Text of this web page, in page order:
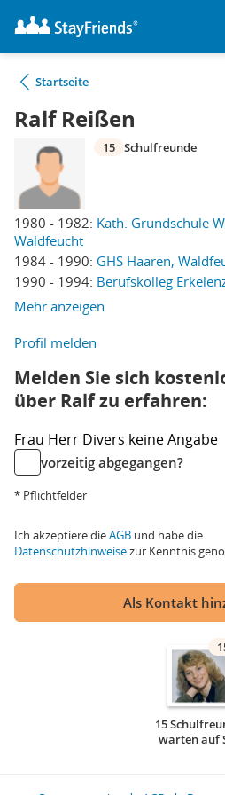
Startseite
Ralf Reißen
1980 - 1982: Kath. Grundschule
Waldfeucht
1984 - 1990: GHS Haaren,
1990 - 1994: Berufskolleg
Mehr anzeigen
15 Schulfreunde
Profil melden
Melden Sie sich
über Ralf zu erfahren:
Frau Herr Divers keine Angabe
vorzeitig abgegangen?
* Pflichtfelder
Ich akzeptiere dieAGB und habe die
Datenschutzhinweisezur Kenntnis
Als Kontakt
15
warten auf